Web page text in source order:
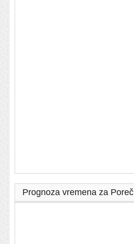
Prognoza vremena za Poreč